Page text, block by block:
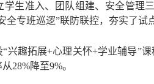
学生准入、团队组建、安全管理
全专班巡逻”联防联控，夯实了试
兴趣拓展+心理关怀+学业辅导”
28%降至9%。